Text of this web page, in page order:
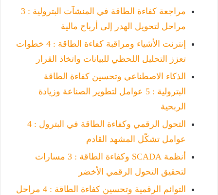
مراجعة كفاءة الطاقة في المنشآت البترولية : 3
مراحل لتحويل الهدر إلى أرباح مالية
إنترنت الأشياء ومراقبة كفاءة الطاقة : 4 خطوات
تعزز التحليل اللحظي للبيانات واتخاذ القرار
الذكاء الاصطناعي وتحسين كفاءة الطاقة
البترولية : 5 عوامل لتطوير الصناعة وزيادة
الربحية
التحول الرقمي وكفاءة الطاقة في البترول : 4
عوامل تشكّل المشهد القادم
أنظمة SCADA وكفاءة الطاقة : 3 مسارات
لتحقيق التحول الرقمي الأخضر
التوائم الرقمية وتحسين كفاءة الطاقة : 4 مراحل